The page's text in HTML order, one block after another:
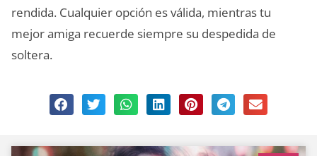
rendida. Cualquier opción es válida, mientras tu
mejor amiga recuerde siempre su despedida de
soltera.